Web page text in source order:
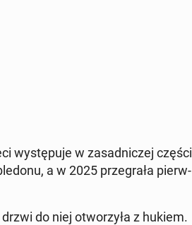
wy­stę­pu­je w za­sad­ni­czej części
a w 2025 prze­gra­ła pierw­
do niej otwo­rzy­ła z hukiem.